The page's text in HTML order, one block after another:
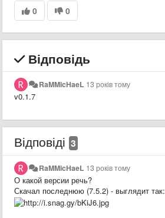
0 0
Відповідь
RaMMicHaeL 13 років тому
v0.1.7
Відповіді 3
RaMMicHaeL 13 років тому
О какой версии речь?
Скачал последнюю (7.5.2) - выглядит так: